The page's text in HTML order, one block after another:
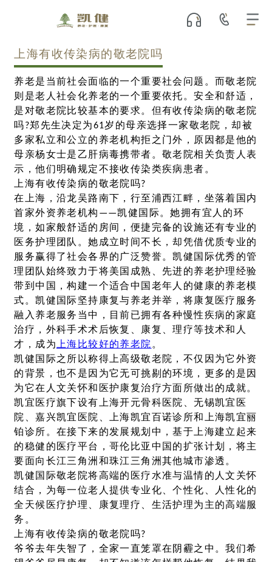
上海有收传染病的敬老院吗
养老是当前社会面临的一个重要社会问题。而敬老院
则是老人社会化养老的一个重要依托。安全和舒适，
是对敬老院比较基本的要求。但有收传染病的敬老院
吗?郑先生决定为61岁的母亲选择一家敬老院，却被
多家私立和公立的养老机构拒之门外，原因都是他的
母亲杨女士是乙肝病毒携带者。敬老院相关负责人表
示，他们明确规定不接收传染类疾病患者。
上海有收传染病的敬老院吗?
在上海，沿龙吴路南下，行至浦西江畔，坐落着国内
首家外资养老机构——凯健国际。她拥有宜人的环
境，如家般舒适的房间，便捷完备的设施还有专业的
医务护理团队。她成立时间不长，却凭借优质专业的
服务赢得了社会各界的广泛赞誉。凯健国际优秀的管
理团队始终致力于将美国成熟、先进的养老护理经验
带到中国，构建一个适合中国老年人的健康的养老模
式。凯健国际坚持康复与养老并举，将康复医疗服务
融入养老服务当中，目前已拥有各种慢性疾病的家庭
治疗，外科手术术后恢复、康复、理疗等技术和人
才，成为上海比较好的养老院。
凯健国际之所以称得上高级敬老院，不仅因为它外资
的背景，也不是因为它无可挑剔的环境，更多的是因
为它在人文关怀和医护康复治疗方面所做出的成就。
凯宜医疗旗下设有上海开元骨科医院、无锡凯宜医
院、嘉兴凯宜医院、上海凯宜百诺诊所和上海凯宜丽
铂诊所。在接下来的发展规划中，基于上海建立起来
的稳健的医疗平台，哥伦比亚中国的扩张计划，将主
要面向长江三角洲和珠江三角洲其他城市渗透。
凯健国际敬老院将高端的医疗水准与温情的人文关怀
结合，为每一位老人提供专业化、个性化、人性化的
全天候医疗护理、康复理疗、生活护理为主的高端服
务。
上海有收传染病的敬老院吗?
爷爷去年失智了，全家一直笼罩在阴霾之中。我们希